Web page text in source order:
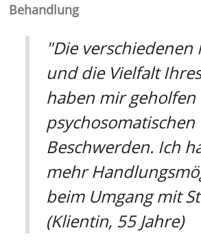
Behandlung
"Die
und die Vielfalt
haben mir
psychosomatischen
Beschwerden. Ich
mehr
beim Umgang mit
(Klientin, 55 Jahre)